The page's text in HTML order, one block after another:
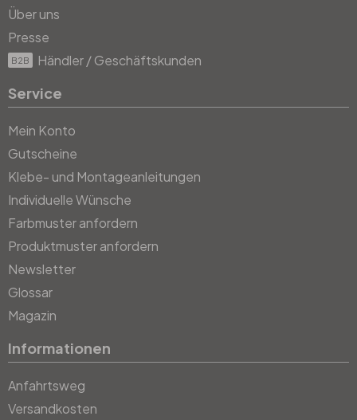
Über uns
Presse
B2B Händler / Geschäftskunden
Service
Mein Konto
Gutscheine
Klebe- und Montageanleitungen
Individuelle Wünsche
Farbmuster anfordern
Produktmuster anfordern
Newsletter
Glossar
Magazin
Informationen
Anfahrtsweg
Versandkosten